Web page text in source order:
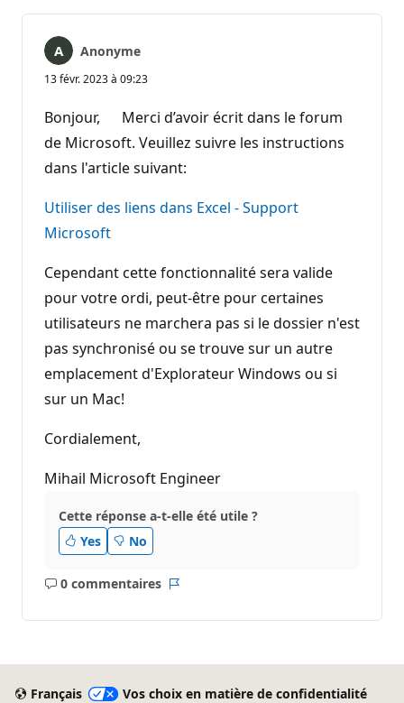
Anonyme
13 févr. 2023 à 09:23
Bonjour, Merci d’avoir écrit dans le forum
de Microsoft. Veuillez suivre les instructions
dans l'article suivant:
Utiliser des liens dans Excel - Support
Microsoft
Cependant cette fonctionnalité sera valide
pour votre ordi, peut-être pour certaines
utilisateurs ne marchera pas si le dossier n'est
pas synchronisé ou se trouve sur un autre
emplacement d'Explorateur Windows ou si
sur un Mac!
Cordialement,
Mihail Microsoft Engineer
Cette réponse a-t-elle été utile ?
Yes
No
0 commentaires
Aucun
Français Vos choix en matière de confidentialité